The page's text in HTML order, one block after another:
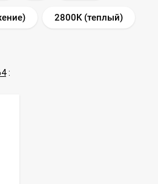
2800K (теплый)
: